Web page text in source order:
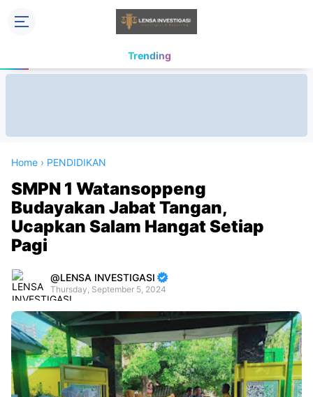
Trending
Home › PENDIDIKAN
SMPN 1 Watansoppeng
Budayakan Jabat Tangan,
Ucapkan Salam Hangat Setiap
Pagi
LENSA INVESTIGASI
Thursday, September 5, 2024
Premium
By
Raushan
Design
With
Shroff